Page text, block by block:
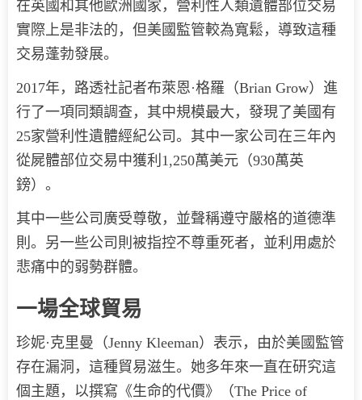
在英國和其他歐洲國家，營利性人類遺體部位交易
實際上是非法的，但美國監管較為寬鬆，導致這種
交易蓬勃發展。
2017年，路透社記者布萊恩·格羅（Brian Grow）進
行了一項同類調查，其中規模最大，發現了美國有
25家營利性遺體經紀公司。其中一家公司在三年內
從屍體部位交易中獲利1,250萬美元（930萬英
鎊）。
其中一些公司廣受尊敬，並聲稱遵守嚴格的道德準
則。另一些公司則被指控不尊重死者，並利用處於
悲痛中的弱勢群體。
一場全球貿易
珍妮·克里曼（Jenny Kleeman）表示，由於美國監管
存在漏洞，這種貿易滋生。她多年來一直在研究這
個主題，以撰寫《生命的代價》（The Price of